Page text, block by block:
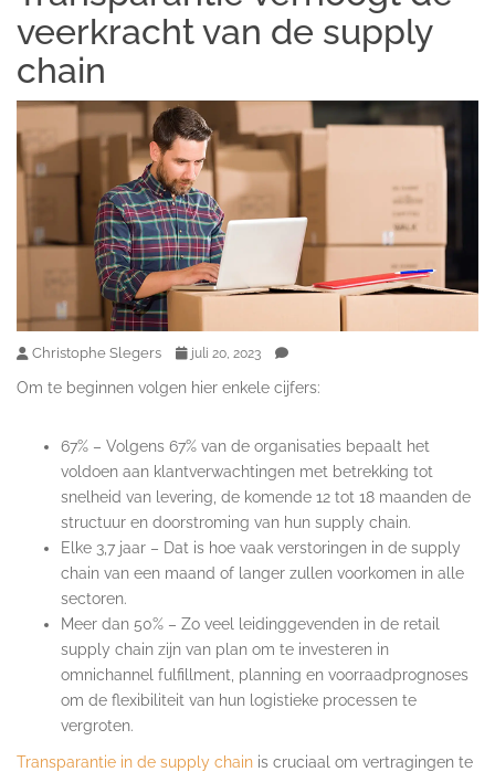
veerkracht van de supply
chain
Christophe Slegers juli 20, 2023
Om te beginnen volgen hier enkele cijfers:
67% – Volgens 67% van de organisaties bepaalt het
voldoen aan klantverwachtingen met betrekking tot
snelheid van levering, de komende 12 tot 18 maanden de
structuur en doorstroming van hun supply chain.
Elke 3,7 jaar – Dat is hoe vaak verstoringen in de supply
chain van een maand of langer zullen voorkomen in alle
sectoren.
Meer dan 50% – Zo veel leidinggevenden in de retail
supply chain zijn van plan om te investeren in
omnichannel fulfillment, planning en voorraadprognoses
om de flexibiliteit van hun logistieke processen te
vergroten.
Transparantie in de supply chain is cruciaal om vertragingen te